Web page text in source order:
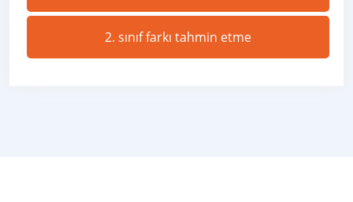
2. sınıf farkı tahmin etme